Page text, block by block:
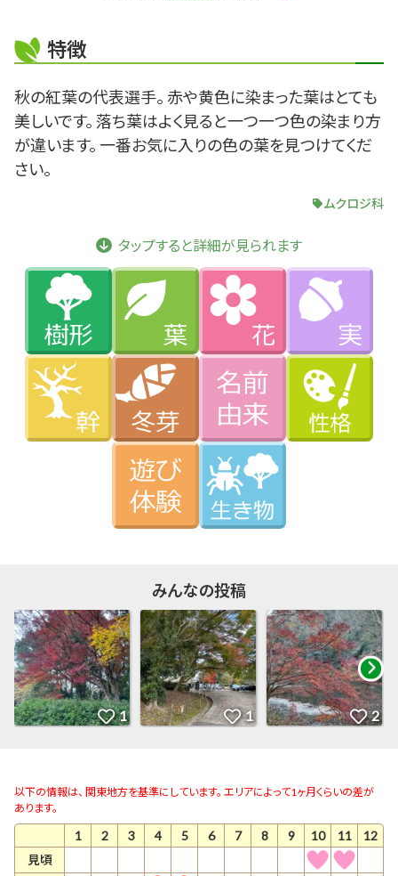
特徴
秋の紅葉の代表選手。 赤や黄色に染まった葉はとても
美しいです。 落ち葉はよく見ると一つ一つ色の染まり方
が違います。 一番お気に入りの色の葉を見つけてくだ
さい。
ムクロジ科
タップすると詳細が見られます
みんなの投稿
以下の情報は、 関東地方を基準にしています。 エリアによって1ヶ月くらいの差が
あります。
1 2 3 4 5 6 7 8 9 10 11
12
見頃